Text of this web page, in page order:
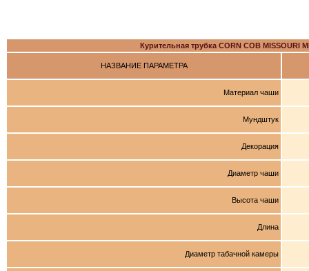
Курительная трубка CORN COB MISSOURI
НАЗВАНИЕ ПАРАМЕТРА
Материал чаши
Мундштук
Декорация
Диаметр чаши
Высота чаши
Длина
Диаметр табачной камеры